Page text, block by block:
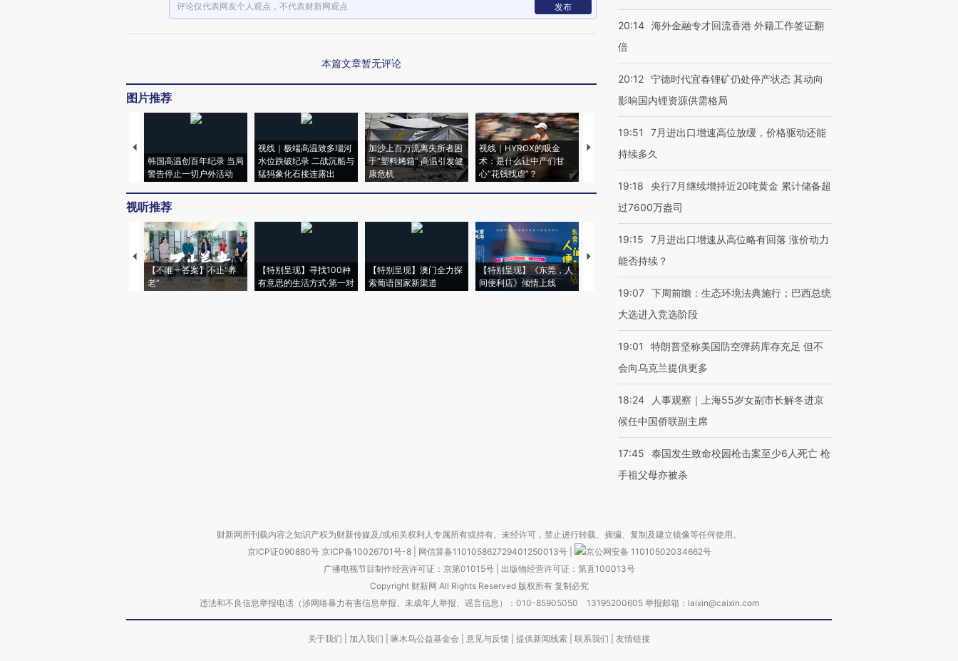
评论仅代表网友个人观点，不代表财新网观点 发布
本篇文章暂无评论
图片推荐
韩国高温创百年纪录 当局
警告停止一切户外活动
视线｜极端高温致多瑙河
水位跌破纪录 二战沉船与
猛犸象化石接连露出
加沙上百万流离失所者困
于“塑料烤箱” 高温引发健
康危机
视线｜HYROX的吸金
术：是什么让中产们甘
心“花钱找虐”？
马航飞行员跨国走私7万
粒摇头丸 尿检体内含3种
育部长拱下台
飞地休达
视听推荐
【不唯一答案】不止“养
老”
【特别呈现】寻找100种
有意思的生活方式·第一对
【特别呈现】澳门全力探
索葡语国家新渠道
【特别呈现】《东莞，人
间便利店》倾情上线
【推广】走进第四届链博
20:14 海外金融专才回流香港 外籍工作签证翻
倍
20:12 宁德时代宜春锂矿仍处停产状态 其动向
影响国内锂资源供需格局
19:51
7月进出口增速高位放缓，价格驱动还能
持续多久
19:18
央行7月继续增持近20吨黄金 累计储备超
过7600万盎司
19:15
7月进出口增速从高位略有回落 涨价动力
能否持续？
19:07 下周前瞻：生态环境法典施行；巴西总统
大选进入竞选阶段
19:01
特朗普坚称美国防空弹药库存充足 但不
会向乌克兰提供更多
18:24
人事观察｜上海55岁女副市长解冬进京
候任中国侨联副主席
17:45
泰国发生致命校园枪击案至少6人死亡 枪
手祖父母亦被杀
财新网所刊载内容之知识产权为财新传媒及/或相关权利人专属所有或持有。未经许可，禁止进行转载、摘编、复制及建立镜像等任何使用。
京ICP证090880号 京ICP备10026701号-8 网信算备110105862729401250013号
京公网安备 11010502034662号
广播电视节目制作经营许可证：京第01015号| 出版物经营许可证：第直100013号
Copyright 财新网 All Rights Reserved 版权所有 复制必究
违法和不良信息举报电话（涉网络暴力有害信息举报、未成年人举报、谣言信息）：010-85905050 13195200605 举报邮箱：laixin@caixin.com
关于我们 加入我们 啄木鸟公益基金会 意见与反馈 提供新闻线索 联系我们 友情链接